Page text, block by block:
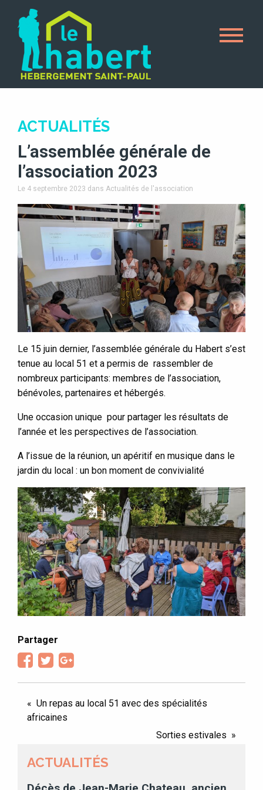
ACTUALITÉS
L’assemblée générale de
l’association 2023
Le 4 septembre 2023 dans Actualités de l'association
Le 15 juin dernier, l’assemblée générale du Habert s’est
tenue au local 51 et a permis de rassembler de
nombreux participants: membres de l’association,
bénévoles, partenaires et hébergés.
Une occasion unique pour partager les résultats de
l’année et les perspectives de l’association.
A l’issue de la réunion, un apéritif en musique dans le
jardin du local : un bon moment de convivialité
Partager
NAVIGATION
DE
Un repas au local 51 avec des spécialités
africaines
Sorties estivales
ACTUALITÉS